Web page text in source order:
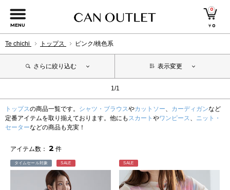
MENU
0
￥0
Te chichi トップス ピンク/桃色系
さらに絞り込む 表示変更
1/1
トップスの商品一覧です。 シャツ・ブラウスやカットソー、 カーディガンなど
定番アイテムを取り揃えております。他にも スカート やワンピース、 ニット・
セーターなどの商品も充実！
アイテム数： 2 件
タイムセール対象 SALE SALE